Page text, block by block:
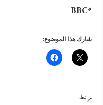
*BBC
شارك هذا الموضوع:
مرتبط